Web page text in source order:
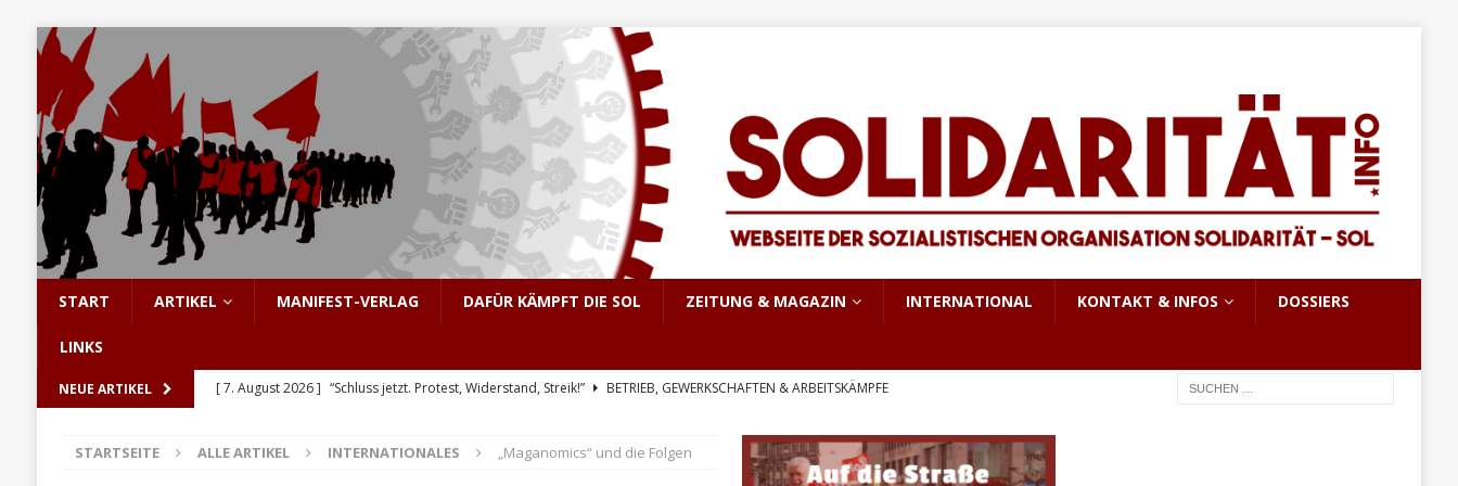
START ARTIKEL MANIFEST-VERLAG DAFÜR KÄMPFT DIE SOL ZEITUNG & MAGAZIN INTERNATIONAL KONTAKT & INFOS DOSSIERS
LINKS
NEUE ARTIKEL [ 7. August 2026 ] “Schluss jetzt. Protest, Widerstand, Streik!”
BETRIEB, GEWERKSCHAFTEN & ARBEITSKÄMPFE
[ 5. August 2026 ]
Hinter den Barrikaden: Der Aufstand im pakistanisch verwalteten Kaschmir
INTERNATIONALES
STARTSEITE ALLE ARTIKEL INTERNATIONALES „Maganomics“ und die Folgen